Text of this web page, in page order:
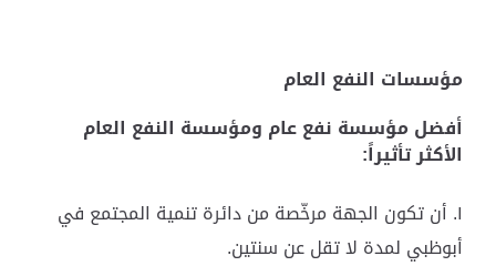
مؤسسات النفع العام
أفضل مؤسسة نفع عام ومؤسسة النفع العام
الأكثر تأثيراً:
أن تكون الجهة مرخّصة من دائرة تنمية المجتمع في
أبوظبي لمدة لا تقل عن سنتين.